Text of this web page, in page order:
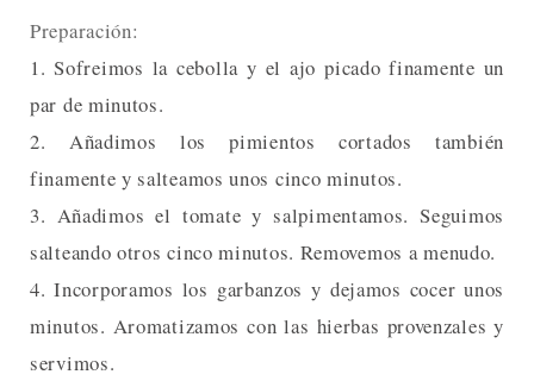
Preparación:
1. Sofreimos la cebolla y el ajo picado finamente un
par de minutos.
2. Añadimos los pimientos cortados también
finamente y salteamos unos cinco minutos.
3. Añadimos el tomate y salpimentamos. Seguimos
salteando otros cinco minutos. Removemos a menudo.
4. Incorporamos los garbanzos y dejamos cocer unos
minutos. Aromatizamos con las hierbas provenzales y
servimos.